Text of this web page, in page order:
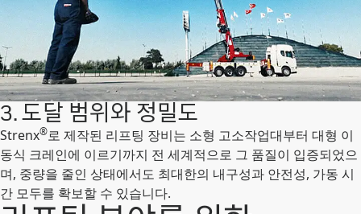
3. 도달 범위와 정밀도
Strenx®로 제작된 리프팅 장비는 소형 고소작업대부터 대형 이
동식 크레인에 이르기까지 전 세계적으로 그 품질이 입증되었으
며, 중량을 줄인 상태에서도 최대한의 내구성과 안전성, 가동 시
간 모두를 확보할 수 있습니다.